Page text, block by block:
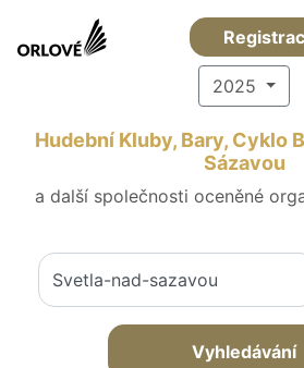
2025
Hudební Kluby, Bary, Cyklo
Sázavou
a další společnosti oceněné
Vyhledávání